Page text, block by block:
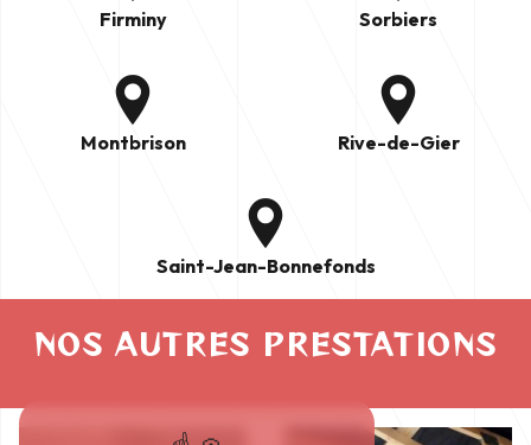
Firminy Sorbiers
Montbrison Rive-de-Gier
Saint-Jean-Bonnefonds
NOS AUTRES PRESTATIONS